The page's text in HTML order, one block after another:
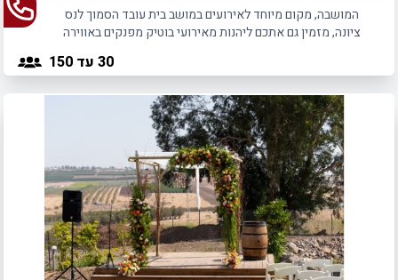
המושבה, מקום מיוחד לאירועים במושב בית עובד הסמוך לנס
ציונה, מזמין גם אתכם ליהנות מאירועי בוטיק מפנקים באווירה
30 עד 150